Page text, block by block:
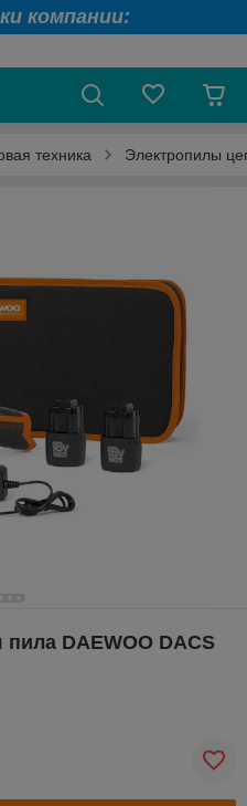
компании:
техника Электропилы
DAEWOO DACS